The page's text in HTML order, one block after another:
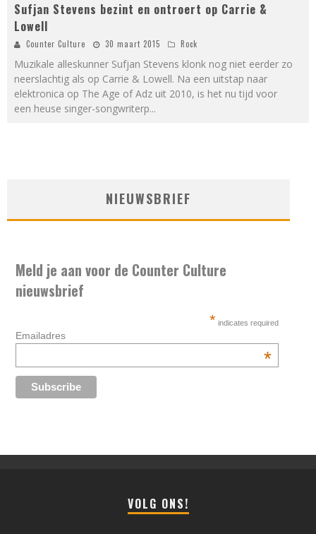
Sufjan Stevens bezint en ontroert op Carrie &
Lowell
Counter Culture 30 maart 2015 Rock
Muzikale alleskunner Sufjan Stevens klonk nog niet eerder zo
neerslachtig als op Carrie & Lowell. Na een uitstap naar
elektronica op The Age of Adz uit 2010, is het nu tijd voor
een heuse singer-songwriterp...
NIEUWSBRIEF
Meld je aan voor de Counter Culture
nieuwsbrief
* indicates required
Emailadres
*
VOLG ONS!